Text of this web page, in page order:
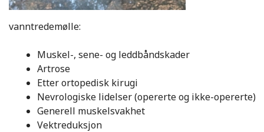
vanntredemølle:
Muskel-, sene- og leddbåndskader
Artrose
Etter ortopedisk kirugi
Nevrologiske lidelser (opererte og ikke-opererte)
Generell muskelsvakhet
Vektreduksjon